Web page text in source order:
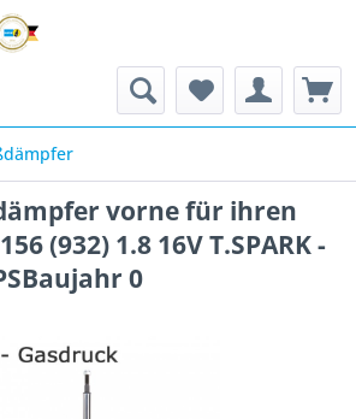
vorne für ihren
(932) 1.8 16V T.SPARK -
0